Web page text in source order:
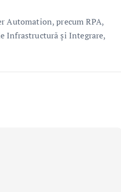
Automation, precum RPA,
Infrastructură și Integrare,